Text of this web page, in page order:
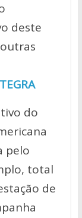
deste
do
pelo
total
de